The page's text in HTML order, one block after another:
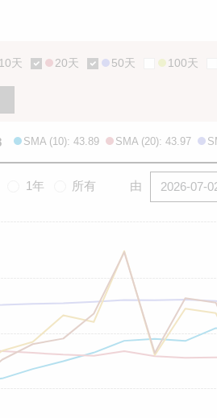
10天 20天 50天 100天
SMA (10): 43.89 SMA (20): 43.97
1年 所有 由